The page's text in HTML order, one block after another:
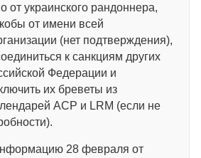
от украинского рандоннера,
от имени всей
(нет подтверждения),
к санкциям других
Федерации и
их бреветы из
ACP и LRM (если не
28 февраля от